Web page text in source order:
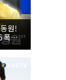
원!
폭염•